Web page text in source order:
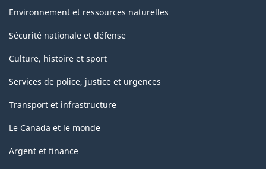
Environnement et ressources naturelles
Sécurité nationale et défense
Culture, histoire et sport
Services de police, justice et urgences
Transport et infrastructure
Le Canada et le monde
Argent et finance